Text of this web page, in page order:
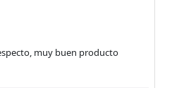
muy buen producto